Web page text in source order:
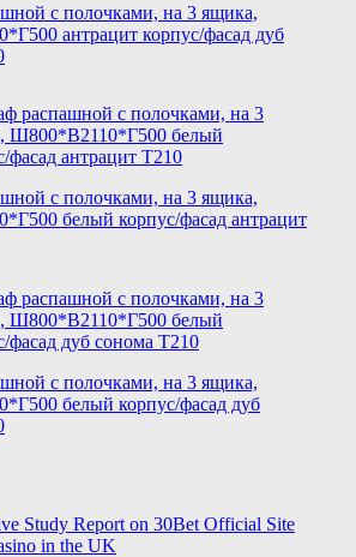
с полочками, на 3 ящика,
антрацит корпус/фасад дуб
с полочками, на 3 ящика,
белый корпус/фасад антрацит
с полочками, на 3 ящика,
белый корпус/фасад дуб
Study Report on 30Bet Official Site
in the UK